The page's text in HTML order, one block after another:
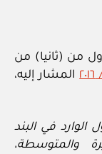
من (ثانيا) من
المشار إليه،
الوارد في البند
والمتوسطة،